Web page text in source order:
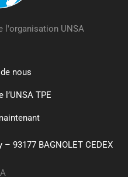
l'organisation UNSA
nous
l’UNSA TPE
93177 BAGNOLET CEDEX